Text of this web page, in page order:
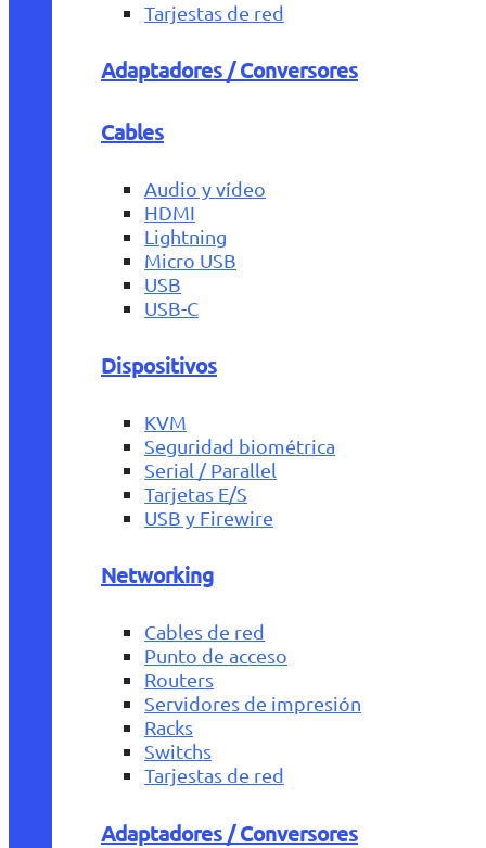
Tarjestas de red
Adaptadores / Conversores
Cables
Audio y vídeo
HDMI
Lightning
Micro USB
USB
USB-C
Dispositivos
KVM
Seguridad biométrica
Serial / Parallel
Tarjetas E/S
USB y Firewire
Networking
Cables de red
Punto de acceso
Routers
Servidores de impresión
Racks
Switchs
Tarjestas de red
Adaptadores / Conversores